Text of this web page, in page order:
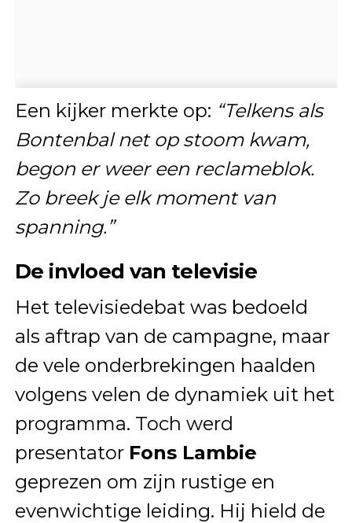
Een kijker merkte op: “Telkens als
Bontenbal net op stoom kwam,
begon er weer een reclameblok.
Zo breek je elk moment van
spanning.”
De invloed van televisie
Het televisiedebat was bedoeld
als aftrap van de campagne, maar
de vele onderbrekingen haalden
volgens velen de dynamiek uit het
programma. Toch werd
presentator Fons Lambie
geprezen om zijn rustige en
evenwichtige leiding. Hij hield de